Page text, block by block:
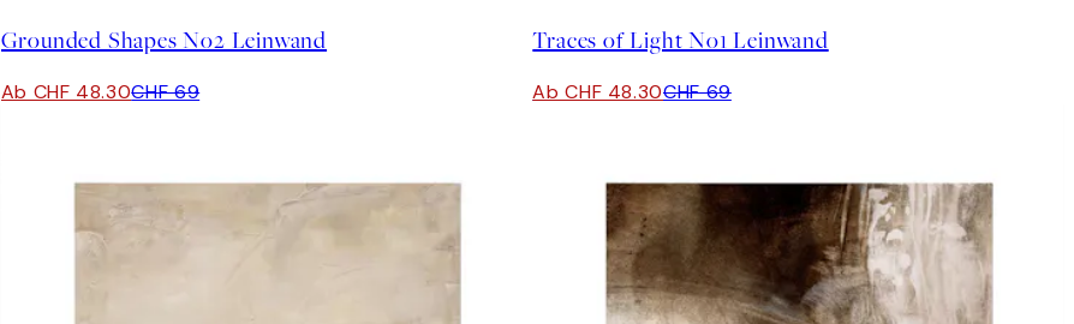
Grounded Shapes No2 Leinwand
Ab CHF 48.30CHF 69
Traces of Light No1 Leinwand
Ab CHF 48.30CHF 69